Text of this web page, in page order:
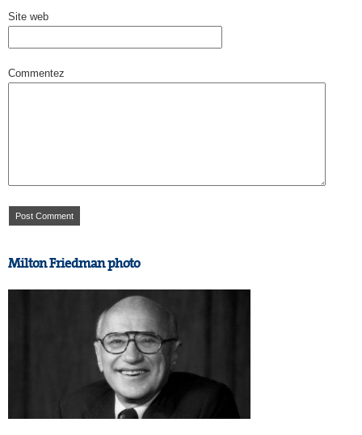
Site web
Commentez
Milton Friedman photo